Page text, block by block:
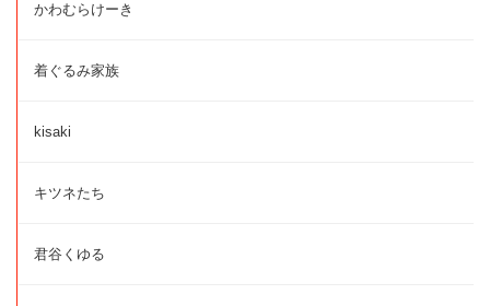
かわむらけーき
着ぐるみ家族
kisaki
キツネたち
君谷くゆる